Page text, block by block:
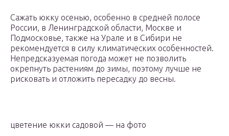
Сажать юкку осенью, особенно в средней полосе
России, в Ленинградской области, Москве и
Подмосковье, также на Урале и в Сибири не
рекомендуется в силу климатических особенностей.
Непредсказуемая погода может не позволить
окрепнуть растениям до зимы, поэтому лучше не
рисковать и отложить пересадку до весны.
цветение юкки садовой — на фото